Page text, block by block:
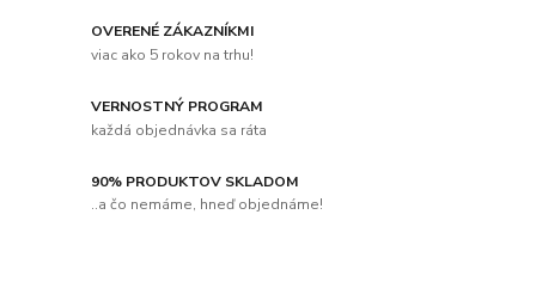
OVERENÉ ZÁKAZNÍKMI
viac ako 5 rokov na trhu!
VERNOSTNÝ PROGRAM
každá objednávka sa ráta
90% PRODUKTOV SKLADOM
..a čo nemáme, hneď objednáme!